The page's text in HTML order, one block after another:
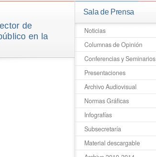
Sala de Prensa
Noticias
Columnas de Opinión
Conferencias y Seminarios
Presentaciones
Archivo Audiovisual
Normas Gráficas
Infografías
Subsecretaría
Material descargable
de
en la